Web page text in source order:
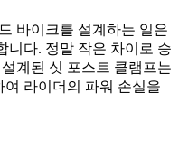
바이크를 설계하는 일은
니다. 정말 작은 차이로 승
계된 싯 포스트 클램프는
라이더의 파워 손실을